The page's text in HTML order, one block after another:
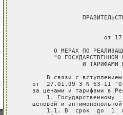
от
О МЕРАХ ПО
"О ГОСУДАРСТВЕННОМ
И ТАРИФАМИ
В связи с
от  27.01.99 З N 63-II
за ценами и тарифами в
1. Государственному
ценовой и
1.1. В  срок  до  1